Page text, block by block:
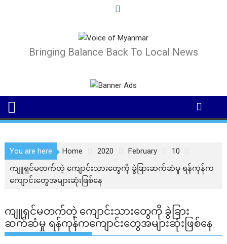
Bringing Balance Back To Local News
You are here Home 2020 February
10
ကျူရှင်မတက်တဲ့ ကျောင်းသားတွေကို ခွဲခြားဆက်ဆံမှု ရန်ကုန်က
ကျောင်းတွေအများဆုံးဖြစ်နေ
ကျူရှင်မတက်တဲ့ ကျောင်းသားတွေကို ခွဲခြား
ဆက်ဆံမှု ရန်ကုန်ကကျောင်းတွေအများဆုံးဖြစ်နေ